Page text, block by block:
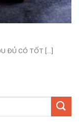
ĐỦ CÓ TỐT [...]